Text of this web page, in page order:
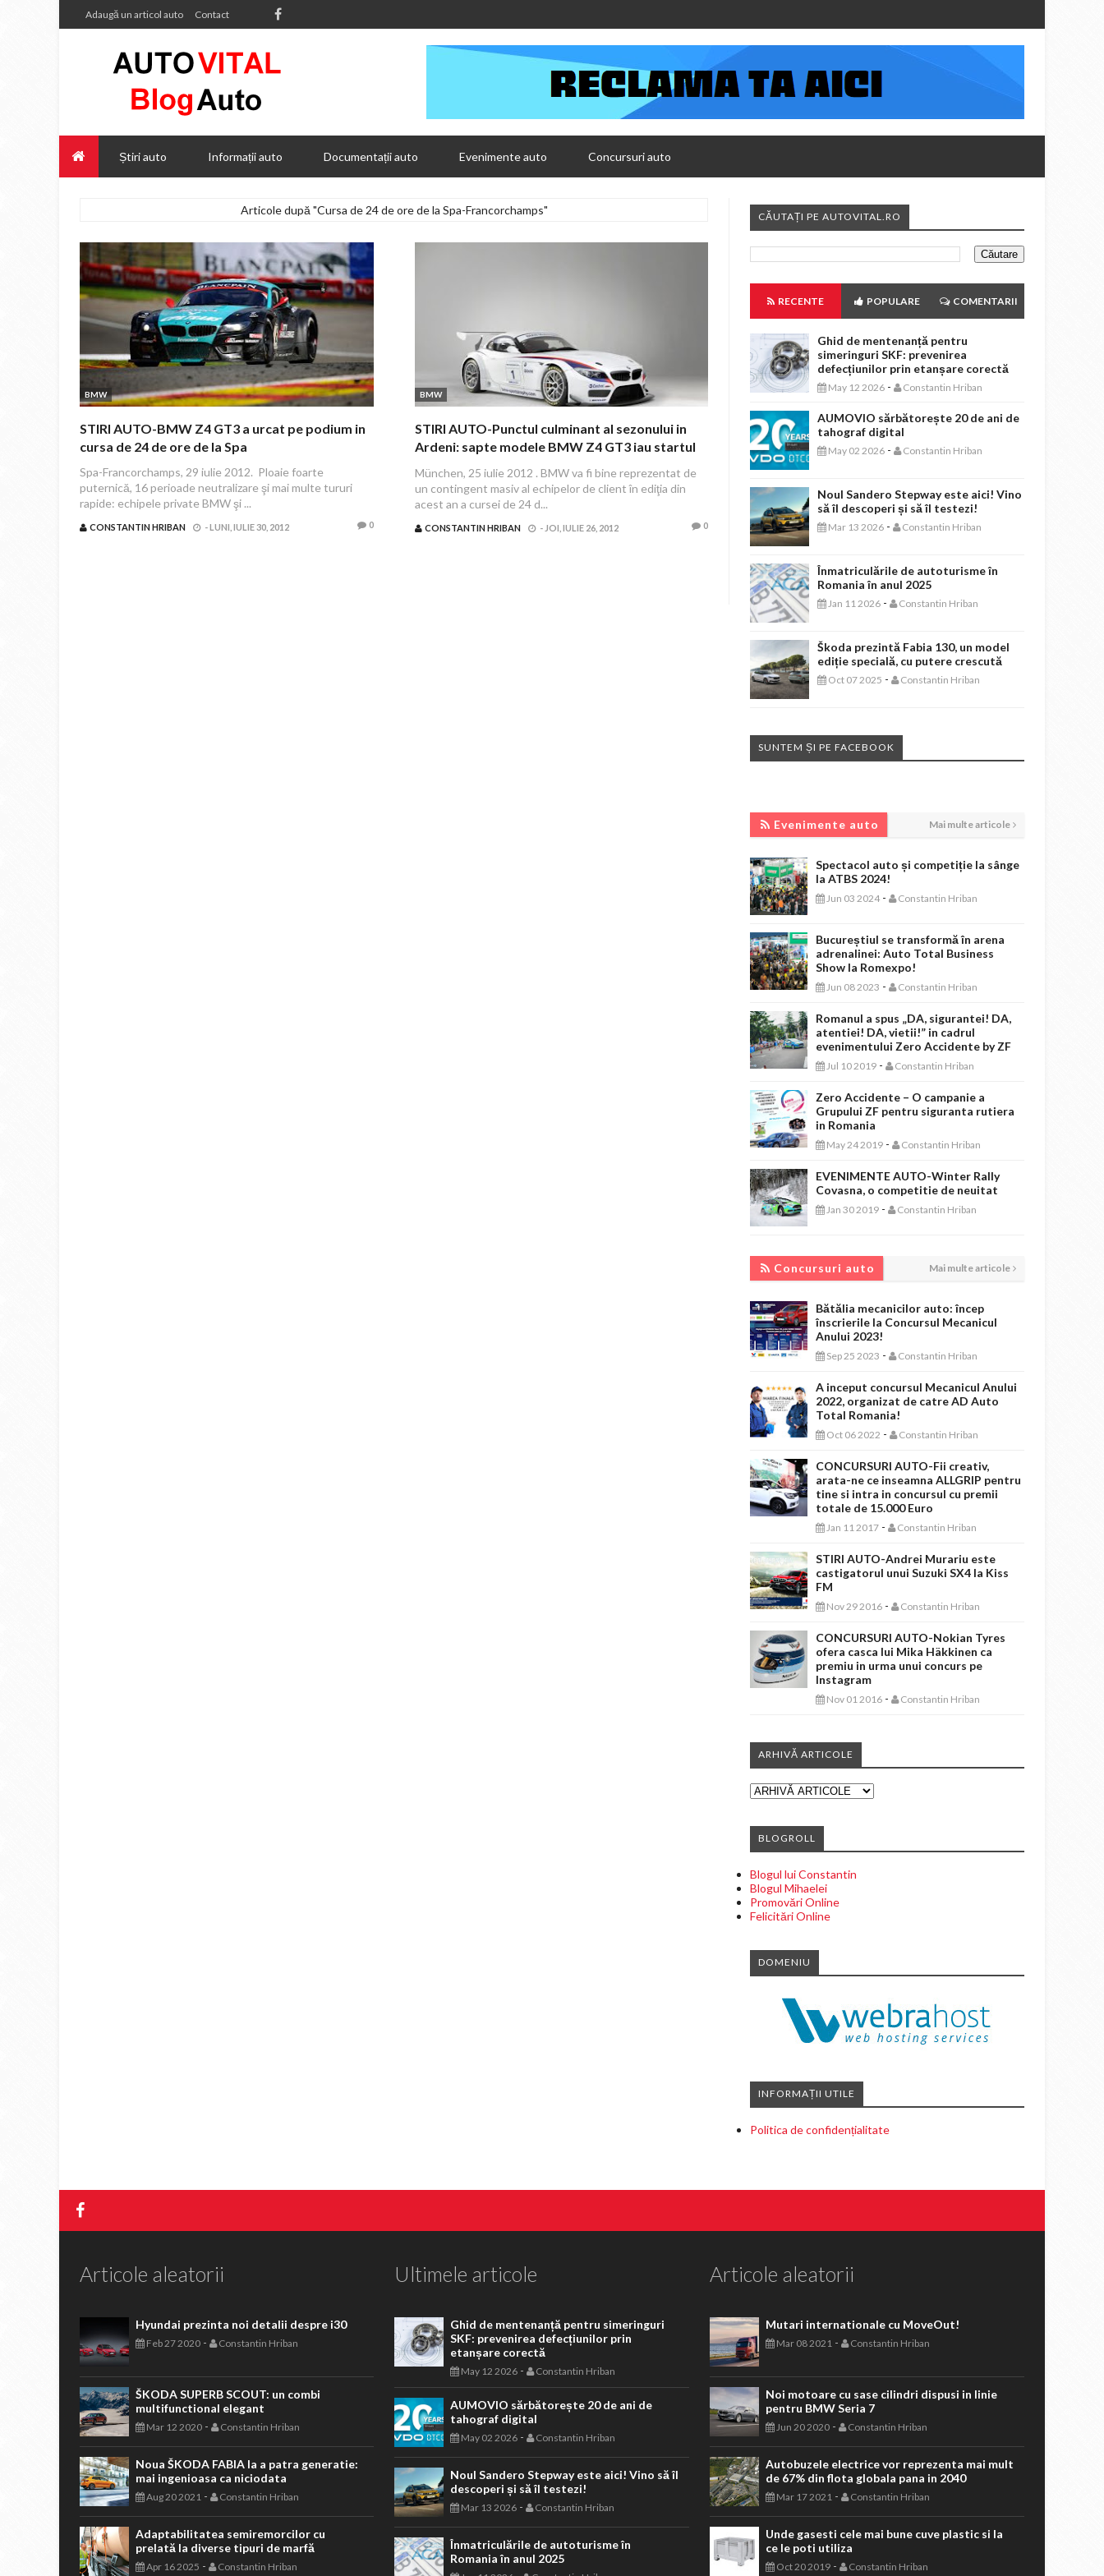
Adaugă un articol auto Contact
Știri auto Informații auto Documentații auto Evenimente auto Concursuri auto
Articole după "Cursa de 24 de ore de la Spa-Francorchamps"
BMW
STIRI AUTO-BMW Z4 GT3 a urcat pe podium in
cursa de 24 de ore de la Spa
Spa-Francorchamps, 29 iulie 2012. Ploaie foarte
puternică, 16 perioade neutralizare şi mai multe tururi
rapide: echipele private BMW şi ...
CONSTANTIN HRIBAN -LUNI, IULIE 30, 2012 0
BMW
STIRI AUTO-Punctul culminant al sezonului in
Ardeni: sapte modele BMW Z4 GT3 iau startul
München, 25 iulie 2012 . BMW va fi bine reprezentat de
un contingent masiv al echipelor de client în ediţia din
acest an a cursei de 24 d...
CONSTANTIN HRIBAN - JOI, IULIE 26, 2012 0
CĂUTAȚI PE AUTOVITAL.RO
RECENTE POPULARE COMENTARII
Ghid de mentenanță pentru
simeringuri SKF: prevenirea
defecțiunilor prin etanșare corectă
May 12 2026 - Constantin Hriban
AUMOVIO sărbătorește 20 de ani de
tahograf digital
May 02 2026 - Constantin Hriban
Noul Sandero Stepway este aici! Vino
să îl descoperi și să îl testezi!
Mar 13 2026 - Constantin Hriban
Înmatriculările de autoturisme în
Romania în anul 2025
Jan 11 2026 - Constantin Hriban
Škoda prezintă Fabia 130, un model
ediție specială, cu putere crescută
Oct 07 2025 - Constantin Hriban
SUNTEM ȘI PE FACEBOOK
Evenimente auto Mai multe articole
Spectacol auto și competiție la sânge
la ATBS 2024!
Jun 03 2024 - Constantin Hriban
Bucureștiul se transformă în arena
adrenalinei: Auto Total Business
Show la Romexpo!
Jun 08 2023 - Constantin Hriban
Romanul a spus „DA, sigurantei! DA,
atentiei! DA, vietii!” in cadrul
evenimentului Zero Accidente by ZF
Jul 10 2019 - Constantin Hriban
Zero Accidente – O campanie a
Grupului ZF pentru siguranta rutiera
in Romania
May 24 2019 - Constantin Hriban
EVENIMENTE AUTO-Winter Rally
Covasna, o competitie de neuitat
Jan 30 2019 - Constantin Hriban
Concursuri auto Mai multe articole
Bătălia mecanicilor auto: încep
înscrierile la Concursul Mecanicul
Anului 2023!
Sep 25 2023 - Constantin Hriban
A inceput concursul Mecanicul Anului
2022, organizat de catre AD Auto
Total Romania!
Oct 06 2022 - Constantin Hriban
CONCURSURI AUTO-Fii creativ,
arata-ne ce inseamna ALLGRIP pentru
tine si intra in concursul cu premii
totale de 15.000 Euro
Jan 11 2017 - Constantin Hriban
STIRI AUTO-Andrei Murariu este
castigatorul unui Suzuki SX4 la Kiss
FM
Nov 29 2016 - Constantin Hriban
CONCURSURI AUTO-Nokian Tyres
ofera casca lui Mika Häkkinen ca
premiu in urma unui concurs pe
Instagram
Nov 01 2016 - Constantin Hriban
ARHIVĂ ARTICOLE
BLOGROLL
Blogul lui Constantin
Blogul Mihaelei
Promovări Online
Felicitări Online
DOMENIU
INFORMAȚII UTILE
Politica de confidențialitate
Articole aleatorii
Hyundai prezinta noi detalii despre i30
Feb 27 2020 - Constantin Hriban
ŠKODA SUPERB SCOUT: un combi
multifunctional elegant
Mar 12 2020 - Constantin Hriban
Noua ŠKODA FABIA la a patra generatie:
mai ingenioasa ca niciodata
Aug 20 2021 - Constantin Hriban
Adaptabilitatea semiremorcilor cu
prelată la diverse tipuri de marfă
Apr 16 2025 - Constantin Hriban
Ultimele articole
Ghid de mentenanță pentru simeringuri
SKF: prevenirea defecțiunilor prin
etanșare corectă
May 12 2026 - Constantin Hriban
AUMOVIO sărbătorește 20 de ani de
tahograf digital
May 02 2026 - Constantin Hriban
Noul Sandero Stepway este aici! Vino să îl
descoperi și să îl testezi!
Mar 13 2026 - Constantin Hriban
Înmatriculările de autoturisme în
Romania în anul 2025
Articole aleatorii
Mutari internationale cu MoveOut!
Mar 08 2021 - Constantin Hriban
Noi motoare cu sase cilindri dispusi in linie
pentru BMW Seria 7
Jun 20 2020- Constantin Hriban
Autobuzele electrice vor reprezenta mai mult
de 67% din flota globala pana in 2040
Mar 17 2021 - Constantin Hriban
Unde gasesti cele mai bune cuve plastic si la
ce le poti utiliza
Oct 20 2019- Constantin Hriban